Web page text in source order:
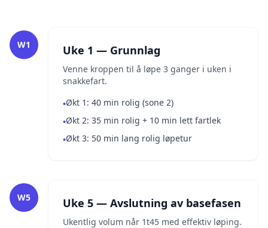
W1 Uke 1 — Grunnlag
Venne kroppen til å løpe 3 ganger i uken i
snakkefart.
•Økt 1: 40 min rolig (sone 2)
•Økt 2: 35 min rolig + 10 min lett fartlek
•Økt 3: 50 min lang rolig løpetur
W5 Uke 5 — Avslutning av basefasen
Ukentlig volum når 1t45 med effektiv løping.